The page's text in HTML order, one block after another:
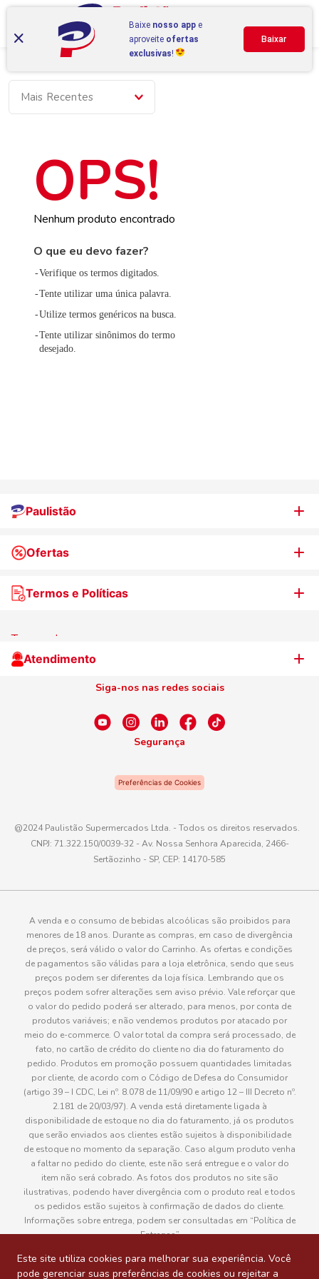
Este site utiliza cookies para melhorar sua experiência. Você
pode gerenciar suas preferências de cookies ou rejeitar a
Mais Recentes
Nenhum produto encontrado
O que eu devo fazer?
Verifique os termos digitados.
Tente utilizar uma única palavra.
Utilize termos genéricos na busca.
Tente utilizar sinônimos do termo
desejado.
Paulistão
Quem somos
Nossas lojas
Nosso Cartão
Ofertas
WhatsApp de Ofertas
Televendas
Termos e Políticas
Termos de uso
Centro de Privacidade
Atendimento
E-mail
Siga-nos nas redes sociais
Segurança
Preferências de Cookies
@2024 Paulistão Supermercados Ltda. - Todos os direitos reservados.
CNPJ: 71.322.150/0039-32 - Av. Nossa Senhora Aparecida, 2466-
Sertãozinho - SP, CEP: 14170-585
A venda e o consumo de bebidas alcoólicas são proibidos para
menores de 18 anos. Durante as compras, em caso de divergência
de preços, será válido o valor do Carrinho. As ofertas e condições
de pagamentos são válidas para a loja eletrônica, sendo que seus
preços podem ser diferentes da loja física. Lembrando que os
preços podem sofrer alterações sem aviso prévio. Vale reforçar que
o valor do pedido poderá ser alterado, para menos, por conta de
produtos variáveis; e não vendemos produtos por atacado por
meio do e-commerce. O valor total da compra será processado, de
fato, no cartão de crédito do cliente no dia do faturamento do
pedido. Produtos em promoção possuem quantidades limitadas
por cliente, de acordo com o Código de Defesa do Consumidor
(artigo 39 – I CDC, Lei nº. 8.078 de 11/09/90 e artigo 12 – III Decreto nº.
2.181 de 20/03/97). A venda está diretamente ligada à
disponibilidade de estoque no dia do faturamento, já os produtos
que serão enviados aos clientes estão sujeitos à disponibilidade
de estoque no momento da separação. Caso algum produto venha
a faltar no pedido do cliente, este não será entregue e o valor do
item não será cobrado. As fotos dos produtos no site são
ilustrativas, podendo haver divergência com o produto real e todos
os pedidos estão sujeitos à confirmação de dados do cliente.
Informações sobre entrega, podem ser consultadas em “Política de
Entregas”
Baixe nosso app e
aproveite ofertas
exclusivas!
Baixar